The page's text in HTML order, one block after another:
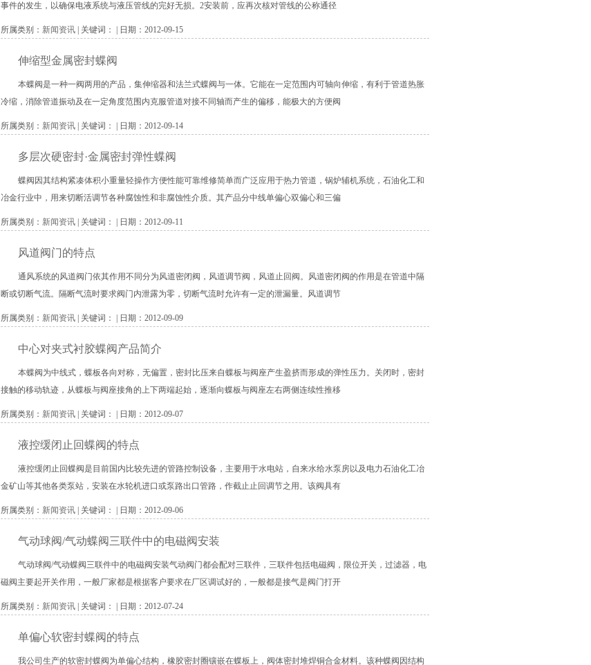
事件的发生，以确保电液系统与液压管线的完好无损。2安装前，应再次核对管线的公称通径
所属类别： 新闻资讯| 关键词： | 日期：2012-09-15
伸缩型金属密封蝶阀
本蝶阀是一种一阀两用的产品，集伸缩器和法兰式蝶阀与一体。它能在一定范围内可轴向伸缩，有利于管道热胀
冷缩，消除管道振动及在一定角度范围内克服管道对接不同轴而产生的偏移，能极大的方便阀
所属类别： 新闻资讯| 关键词： | 日期：2012-09-14
多层次硬密封·金属密封弹性蝶阀
蝶阀因其结构紧凑体积小重量轻操作方便性能可靠维修简单而广泛应用于热力管道，锅炉辅机系统，石油化工和
冶金行业中，用来切断活调节各种腐蚀性和非腐蚀性介质。其产品分中线单偏心双偏心和三偏
所属类别： 新闻资讯| 关键词： | 日期：2012-09-11
风道阀门的特点
通风系统的风道阀门依其作用不同分为风道密闭阀，风道调节阀，风道止回阀。风道密闭阀的作用是在管道中隔
断或切断气流。隔断气流时要求阀门内泄露为零，切断气流时允许有一定的泄漏量。风道调节
所属类别： 新闻资讯| 关键词： | 日期：2012-09-09
中心对夹式衬胶蝶阀产品简介
本蝶阀为中线式，蝶板各向对称，无偏置，密封比压来自蝶板与阀座产生盈挤而形成的弹性压力。关闭时，密封
接触的移动轨迹，从蝶板与阀座接角的上下两端起始，逐渐向蝶板与阀座左右两侧连续性推移
所属类别： 新闻资讯| 关键词： | 日期：2012-09-07
液控缓闭止回蝶阀的特点
液控缓闭止回蝶阀是目前国内比较先进的管路控制设备，主要用于水电站，自来水给水泵房以及电力石油化工冶
金矿山等其他各类泵站，安装在水轮机进口或泵路出口管路，作截止止回调节之用。该阀具有
所属类别： 新闻资讯| 关键词： | 日期：2012-09-06
气动球阀/气动蝶阀三联件中的电磁阀安装
气动球阀/气动蝶阀三联件中的电磁阀安装气动阀门都会配对三联件，三联件包括电磁阀，限位开关，过滤器，电
磁阀主要起开关作用，一般厂家都是根据客户要求在厂区调试好的，一般都是接气是阀门打开
所属类别： 新闻资讯| 关键词： | 日期：2012-07-24
单偏心软密封蝶阀的特点
我公司生产的软密封蝶阀为单偏心结构，橡胶密封圈镶嵌在蝶板上，阀体密封堆焊铜合金材料。该种蝶阀因结构